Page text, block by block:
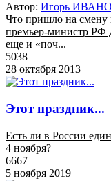
Автор: Игорь
Что пришло на смену
премьер-министр РФ
еще и «поч...
5038
28 октября 2013
Этот праздник...
Есть ли в России
4 ноября?
6667
5 ноября 2019